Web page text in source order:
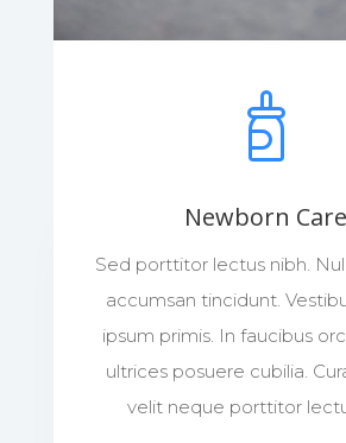
Newborn Care
Sed porttitor lectus nibh.
accumsan tincidunt.
ipsum primis. In faucibus
ultrices posuere cubilia.
velit neque porttitor